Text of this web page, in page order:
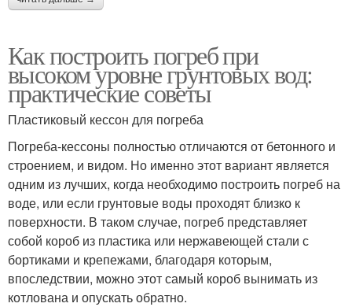
Как построить погреб при
высоком уровне грунтовых вод:
практические советы
Пластиковый кессон для погреба
Погреба-кессоны полностью отличаются от бетонного и
строением, и видом. Но именно этот вариант является
одним из лучших, когда необходимо построить погреб на
воде, или если грунтовые воды проходят близко к
поверхности. В таком случае, погреб представляет
собой короб из пластика или нержавеющей стали с
бортиками и крепежами, благодаря которым,
впоследствии, можно этот самый короб вынимать из
котлована и опускать обратно.